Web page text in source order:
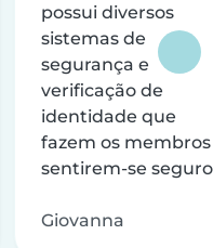
possui diversos
sistemas de
segurança e
verificação de
identidade que
fazem os membros
sentirem-se
Giovanna